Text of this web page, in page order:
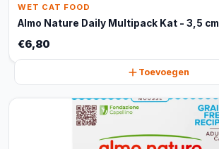
WET CAT FOOD
Almo Nature Daily Multipack Kat - 3,5 cm
€6,80
Toevoegen